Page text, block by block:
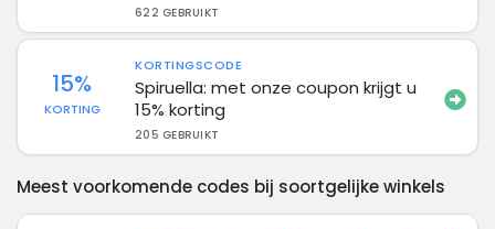
622 GEBRUIKT
15%
KORTING
KORTINGSCODE
Spiruella: met onze coupon krijgt u
15% korting
205 GEBRUIKT
Meest voorkomende codes bij soortgelijke winkels